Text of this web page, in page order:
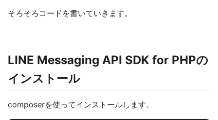
そろそろコードを書いていきます。
LINE Messaging API SDK for PHPの
インストール
composerを使ってインストールします。